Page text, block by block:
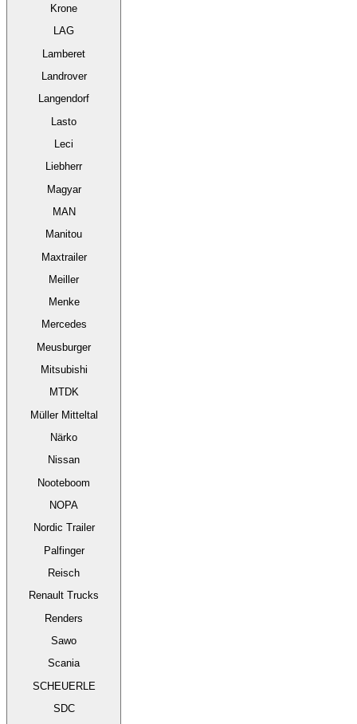
Krone
LAG
Lamberet
Landrover
Langendorf
Lasto
Leci
Liebherr
Magyar
MAN
Manitou
Maxtrailer
Meiller
Menke
Mercedes
Meusburger
Mitsubishi
MTDK
Müller Mitteltal
Närko
Nissan
Nooteboom
NOPA
Nordic Trailer
Palfinger
Reisch
Renault Trucks
Renders
Sawo
Scania
SCHEUERLE
SDC